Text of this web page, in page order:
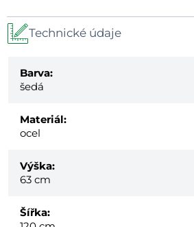
Technické údaje
Barva:
šedá
Materiál:
ocel
Výška:
63 cm
Šířka: